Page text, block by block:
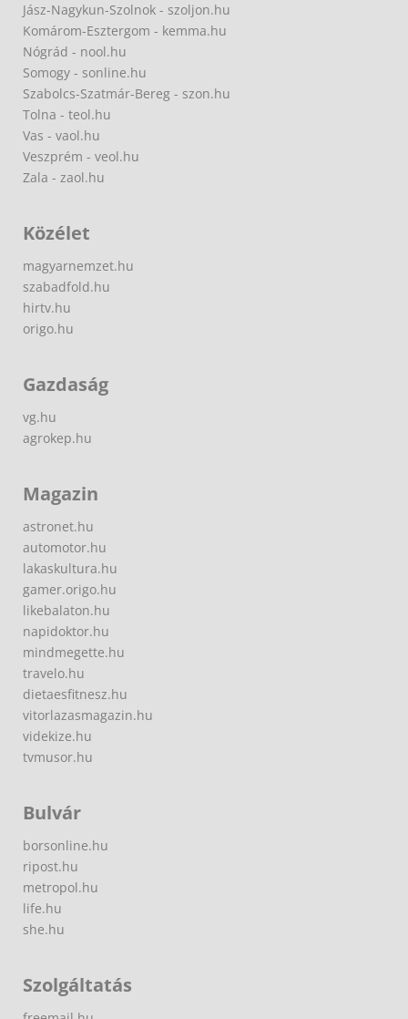
Jász-Nagykun-Szolnok - szoljon.hu
Komárom-Esztergom - kemma.hu
Nógrád - nool.hu
Somogy - sonline.hu
Szabolcs-Szatmár-Bereg - szon.hu
Tolna - teol.hu
Vas - vaol.hu
Veszprém - veol.hu
Zala - zaol.hu
Közélet
magyarnemzet.hu
szabadfold.hu
hirtv.hu
origo.hu
Gazdaság
vg.hu
agrokep.hu
Magazin
astronet.hu
automotor.hu
lakaskultura.hu
gamer.origo.hu
likebalaton.hu
napidoktor.hu
mindmegette.hu
travelo.hu
dietaesfitnesz.hu
vitorlazasmagazin.hu
videkize.hu
tvmusor.hu
Bulvár
borsonline.hu
ripost.hu
metropol.hu
life.hu
she.hu
Szolgáltatás